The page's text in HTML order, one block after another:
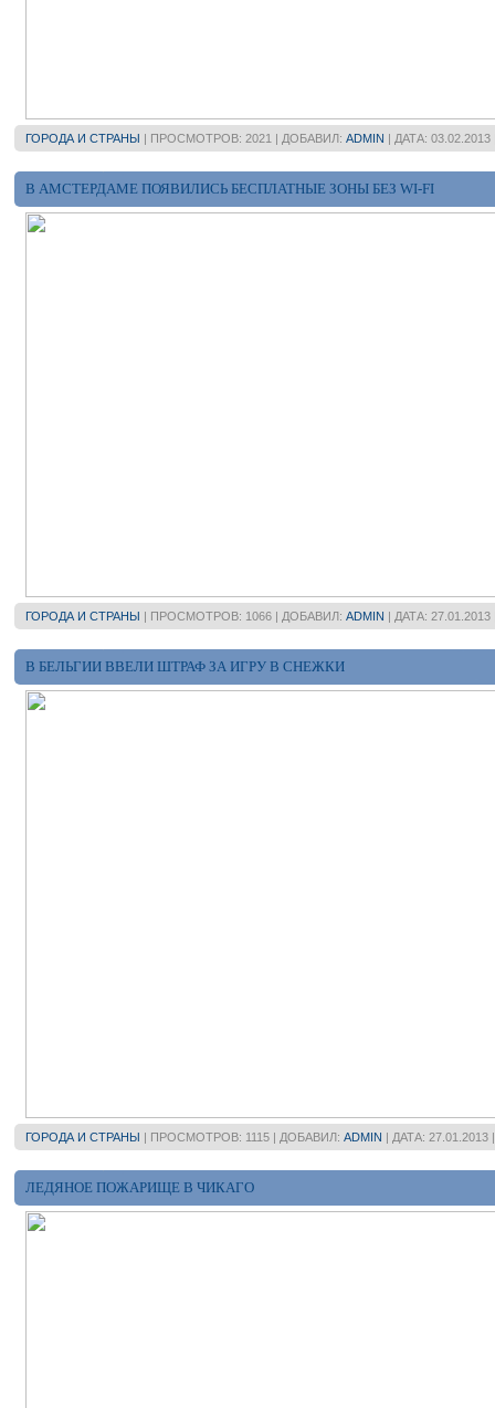
ГОРОДА И СТРАНЫ | ПРОСМОТРОВ: 2021 | ДОБАВИЛ: ADMIN | ДАТА: 03.02.2013
В АМСТЕРДАМЕ ПОЯВИЛИСЬ БЕСПЛАТНЫЕ ЗОНЫ БЕЗ WI-FI
ГОРОДА И СТРАНЫ | ПРОСМОТРОВ: 1066 | ДОБАВИЛ: ADMIN | ДАТА: 27.01.2013
В БЕЛЬГИИ ВВЕЛИ ШТРАФ ЗА ИГРУ В СНЕЖКИ
ГОРОДА И СТРАНЫ | ПРОСМОТРОВ: 1115 | ДОБАВИЛ: ADMIN | ДАТА: 27.01.2013
ЛЕДЯНОЕ ПОЖАРИЩЕ В ЧИКАГО